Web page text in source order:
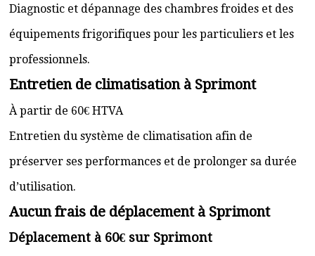
Diagnostic et dépannage des chambres froides et des
équipements frigorifiques pour les particuliers et les
professionnels.
Entretien de climatisation à Sprimont
À partir de 60€ HTVA
Entretien du système de climatisation afin de
préserver ses performances et de prolonger sa durée
d’utilisation.
Aucun frais de déplacement à Sprimont
Déplacement à 60€ sur Sprimont